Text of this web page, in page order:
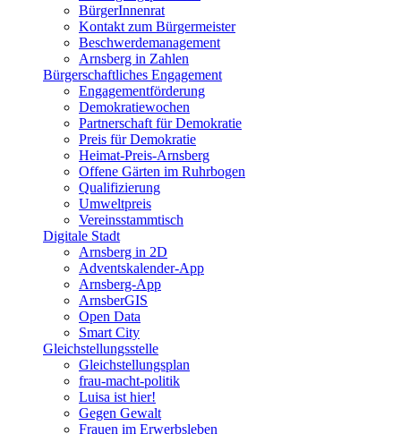
BürgerInnenrat
Kontakt zum Bürgermeister
Beschwerdemanagement
Arnsberg in Zahlen
Bürgerschaftliches Engagement
Engagementförderung
Demokratiewochen
Partnerschaft für Demokratie
Preis für Demokratie
Heimat-Preis-Arnsberg
Offene Gärten im Ruhrbogen
Qualifizierung
Umweltpreis
Vereinsstammtisch
Digitale Stadt
Arnsberg in 2D
Adventskalender-App
Arnsberg-App
ArnsberGIS
Open Data
Smart City
Gleichstellungsstelle
Gleichstellungsplan
frau-macht-politik
Luisa ist hier!
Gegen Gewalt
Frauen im Erwerbsleben